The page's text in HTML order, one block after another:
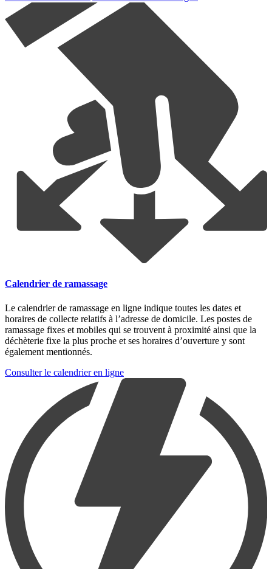
Calendrier de ramassage
Le calendrier de ramassage en ligne indique toutes les dates et
horaires de collecte relatifs à l’adresse de domicile. Les postes de
ramassage fixes et mobiles qui se trouvent à proximité ainsi que la
déchèterie fixe la plus proche et ses horaires d’ouverture y sont
également mentionnés.
Consulter le calendrier en ligne